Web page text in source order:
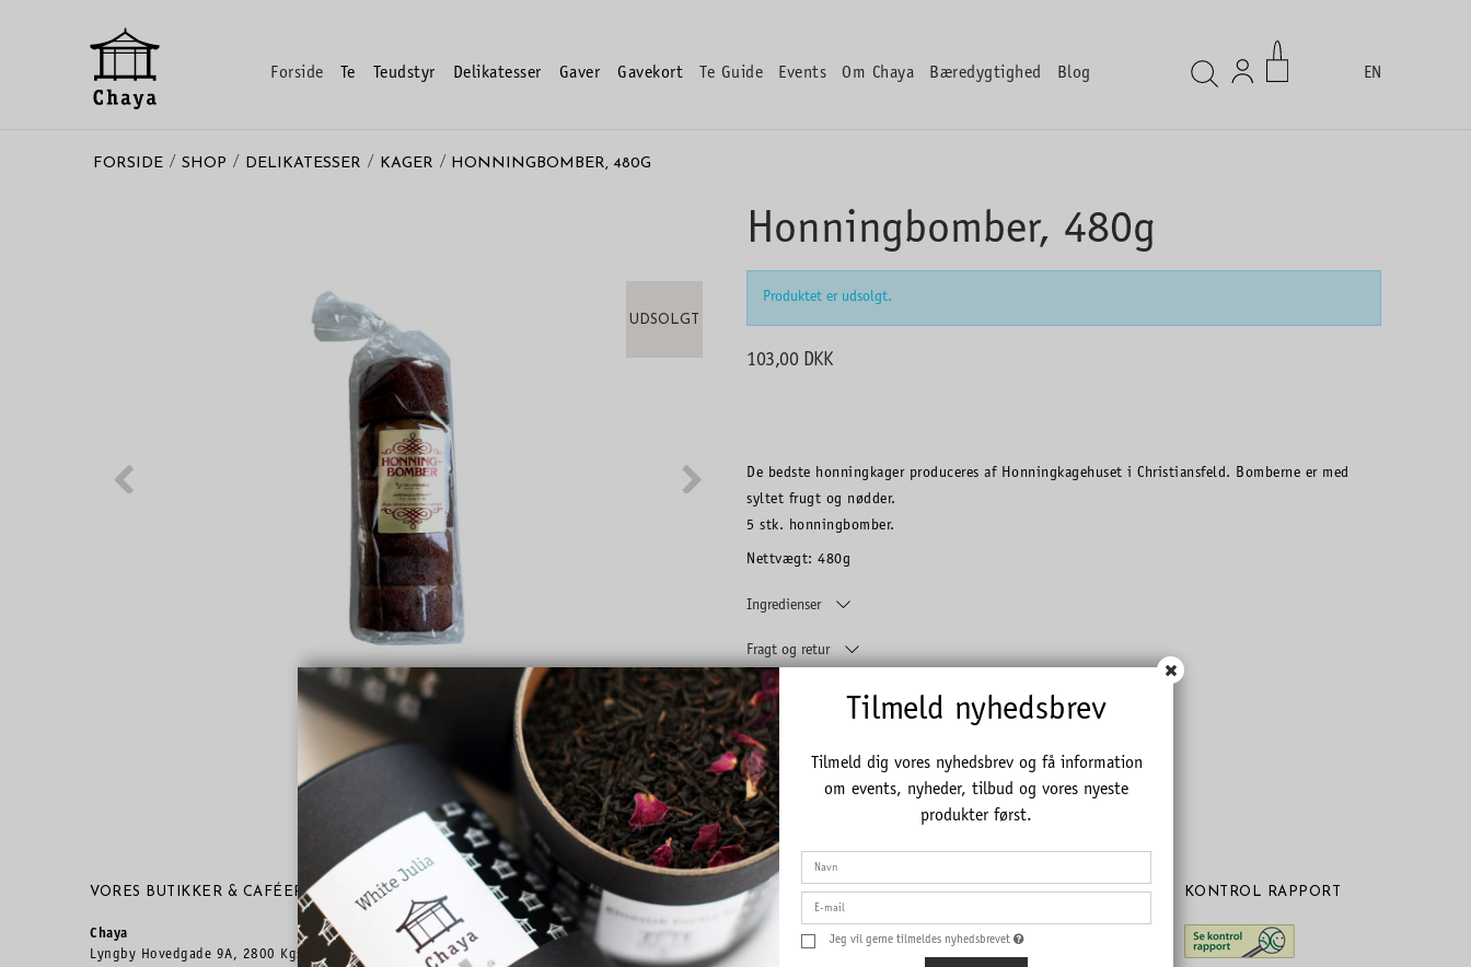
Forside Te Teudstyr Delikatesser Gaver Gavekort Te Guide Events Om Chaya Bæredygtighed Blog EN
FORSIDE / SHOP / DELIKATESSER / KAGER / HONNINGBOMBER, 480G
Honningbomber, 480g
UDSOLGT
Produktet er udsolgt.
103,00 DKK
De bedste honningkager produceres af Honningkagehuset i Christiansfeld. Bomberne er med
syltet frugt og nødder.
5 stk. honningbomber.
Nettvægt: 480g
Ingredienser
Fragt og retur
VORES BUTIKKER & CAFÉER
Chaya
Lyngby Hovedgade 9A, 2800 Kgs. Lyngby
INFORMATION
Vores butikker
Se vores nyeste produkter, tilbud
og events på de sociale medier.
NYHEDSBREV
Tilmeld dig vores nyhedsbrev
og få information om events,
KONTROL RAPPORT
Tilmeld nyhedsbrev
Tilmeld dig vores nyhedsbrev og få information
om events, nyheder, tilbud og vores nyeste
produkter først.
Jeg vil gerne tilmeldes nyhedsbrevet